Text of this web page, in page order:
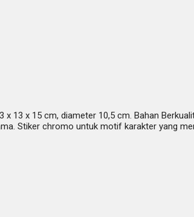
x 13 x 15 cm, diameter 10,5 cm. Bahan
Stiker chromo untuk motif karakter yang